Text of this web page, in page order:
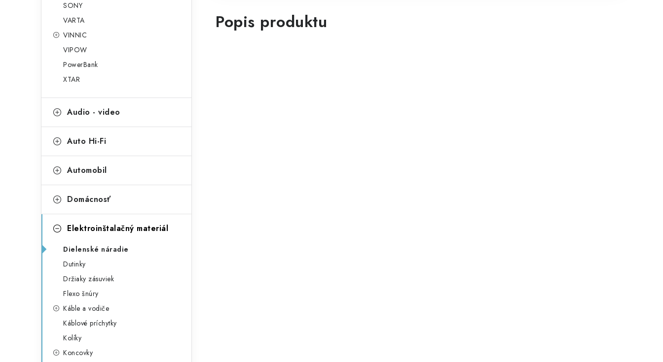
SONY
VARTA
VINNIC
VIPOW
PowerBank
XTAR
Audio - video
Auto Hi-Fi
Automobil
Domácnosť
Elektroinštalačný materiál
Dielenské náradie
Dutinky
Držiaky zásuviek
Flexo šnúry
Káble a vodiče
Káblové príchytky
Kolíky
Koncovky
Popis produktu